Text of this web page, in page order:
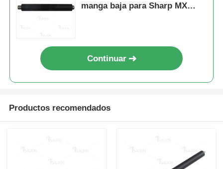
Inicio
manga baja para Sharp MX
Continuar
Productos recomendados